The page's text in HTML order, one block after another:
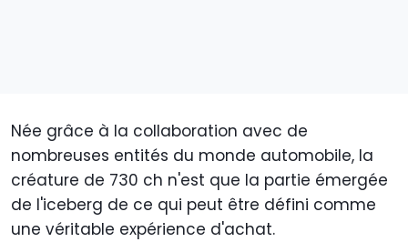
Née grâce à la collaboration avec de
nombreuses entités du monde automobile, la
créature de 730 ch n'est que la partie émergée
de l'iceberg de ce qui peut être défini comme
une véritable expérience d'achat.